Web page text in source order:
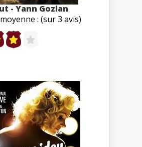
- Yann Gozlan
: (sur 3 avis)